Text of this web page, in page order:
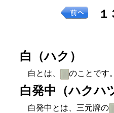
１
白（ハク）
白とは、 のことです。
白発中（ハクハ
白発中とは、三元牌の